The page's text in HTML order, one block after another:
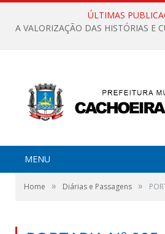
ÚLTIMAS
MENU
Home » Diárias e Passagens »